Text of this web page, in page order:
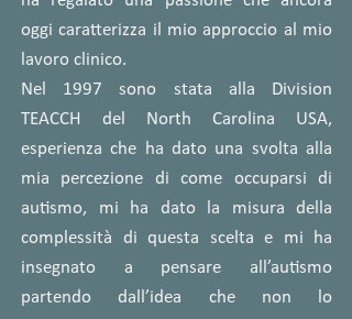
oggi caratterizza il mio approccio al mio
lavoro clinico.
Nel 1997 sono stata alla Division
TEACCH del North Carolina USA,
esperienza che ha dato una svolta alla
mia percezione di come occuparsi di
autismo, mi ha dato la misura della
complessità di questa scelta e mi ha
insegnato a pensare all’autismo
partendo dall’idea che non lo